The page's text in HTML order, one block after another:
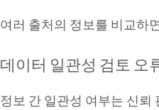
여러 출처의 정보를 비교하
데이터 일관성 검토 오
정보 간 일관성 여부는 신뢰